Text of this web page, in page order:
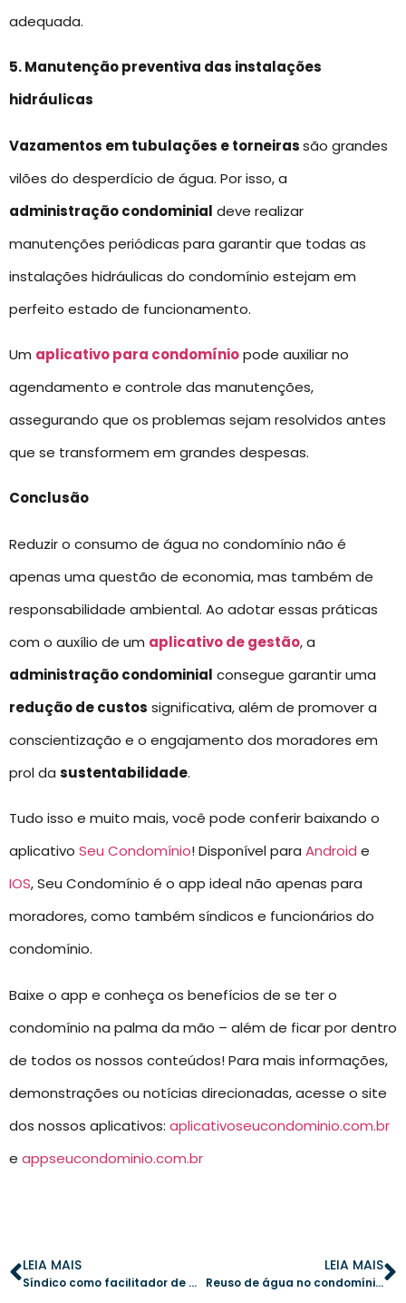
adequada.
5. Manutenção preventiva das instalações
hidráulicas
Vazamentos em tubulações e torneirassão grandes
vilões do desperdício de água. Por isso, a
administração condominial deve realizar
manutenções periódicas para garantir que todas as
instalações hidráulicas do condomínio estejam em
perfeito estado de funcionamento.
Um aplicativo para condomíniopode auxiliar no
agendamento e controle das manutenções,
assegurando que os problemas sejam resolvidos antes
que se transformem em grandes despesas.
Conclusão
Reduzir o consumo de água no condomínio não é
apenas uma questão de economia, mas também de
responsabilidade ambiental. Ao adotar essas práticas
com o auxílio de um aplicativo de gestão, a
administração condominial consegue garantir uma
redução de custos significativa, além de promover a
conscientização e o engajamento dos moradores em
prol da sustentabilidade.
Tudo isso e muito mais, você pode conferir baixando o
aplicativo Seu Condomínio! Disponível para Android e
IOS, Seu Condomínio é o app ideal não apenas para
moradores, como também síndicos e funcionários do
condomínio.
Baixe o app e conheça os benefícios de se ter o
condomínio na palma da mão – além de ficar por dentro
de todos os nossos conteúdos! Para mais informações,
demonstrações ou notícias direcionadas, acesse o site
dos nossos aplicativos: aplicativoseucondominio.com.br
e appseucondominio.com.br
LEIA MAIS
Síndico como facilitador de um estilo de vida saudável no condomínio
LEIA MAIS
Reuso de água no condomínio: 5 passos para uma implementação eficiente